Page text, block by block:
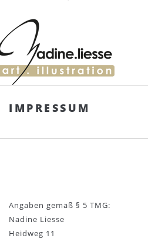
IMPRESSUM
Angaben gemäß § 5 TMG:
Nadine Liesse
Heidweg 11